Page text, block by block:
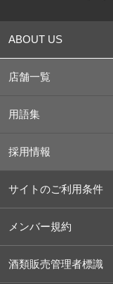
ABOUT US
店舗一覧
用語集
採用情報
サイトのご利用条件
メンバー規約
酒類販売管理者標識